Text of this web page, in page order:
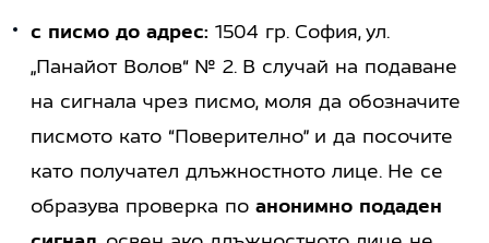
с писмо до адрес: 1504 гр. София, ул.
„Панайот Волов“ № 2. В случай на подаване
на сигнала чрез писмо, моля да обозначите
писмото като “Поверително” и да посочите
като получател длъжностното лице. Не се
образува проверка по анонимно подаден